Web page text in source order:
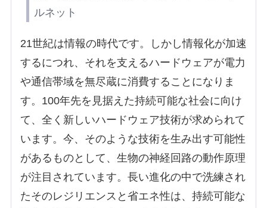
ルネット
21世紀は情報の時代です。しかし情報化が加速
するにつれ、それを支えるハードウェアが電力
や通信帯域を無尽蔵に消費することになりま
す。100年先を見据えた持続可能な社会に向け
て、全く新しいハードウェア技術が求められて
います。今、そのような技術を生み出す可能性
があるものとして、生物の神経回路の動作原理
が注目されています。長い進化の中で洗練され
たそのレジリエンスと省エネ性は、持続可能な